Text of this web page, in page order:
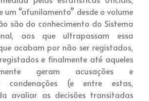
um “afunilamento” desde o volume
são do conhecimento do Sistema
aos que ultrapassam essa
acabam por não ser registados,
e finalmente até aqueles
geram acusações e
condenações (e entre estas,
avaliar as decisões transitadas